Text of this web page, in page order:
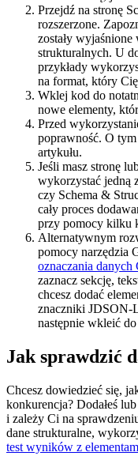
Przejdź na stronę
rozszerzone.
zostały
strukturalnych. U
przykłady
na format, który
Wklej kod do
nowe elementy,
Przed
poprawność. O
artykułu.
Jeśli masz stronę
wykorzystać jedną
czy Schema &
cały proces
przy pomocy kilku
Alternatywnym
pomocy narzędzia
oznaczania danych
zaznacz sekcję,
chcesz dodać
znaczniki JDSON-
następnie wkleić
Jak sprawdzić
Chcesz dowiedzieć się,
konkurencja? Dodałeś
i zależy Ci na
dane strukturalne,
test wyników z